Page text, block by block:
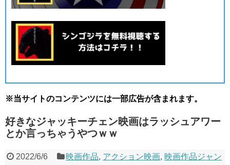
※当サイトのコンテンツには一部広告が含まれます。
好きなジャッキーチェン映画はラッシュアワー
とか言っちゃうやつｗｗ
2022/6/6 映画作品, アクション映画, 映画作品ジャン